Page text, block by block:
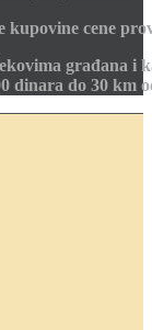
kupovine cene
građana i
dinara do 30 km